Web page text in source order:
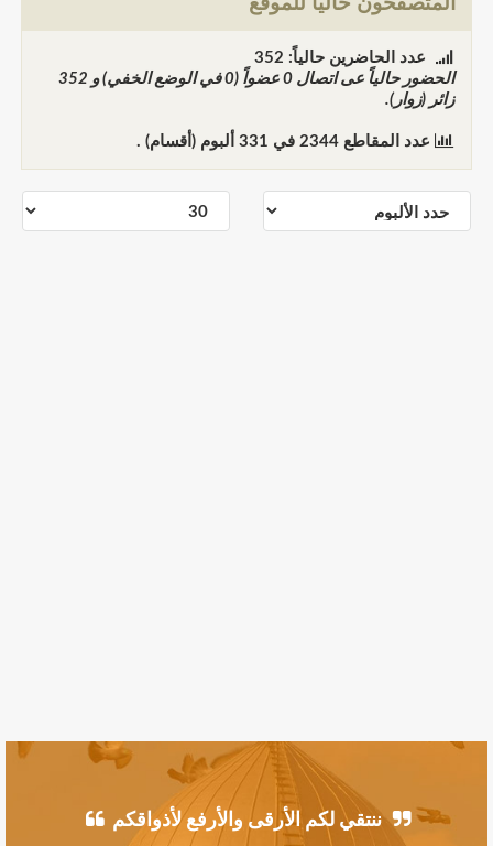
عدد الحاضرين حالياً: 352
الحضور حالياً عى اتصال 0 عضواً (0 في الوضع الخفي) و
352
زائر (زوار).
عدد المقاطع2344 في 331 ألبوم (أقسام) .
ننتقي لكم الأرقى والأرفع لأذواقكم